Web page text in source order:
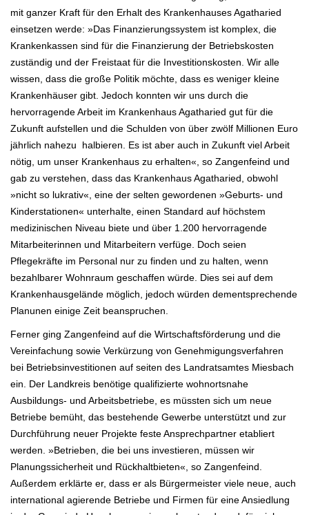
mit ganzer Kraft für den Erhalt des Krankenhauses Agatharied
einsetzen werde: »Das Finanzierungssystem ist komplex, die
Krankenkassen sind für die Finanzierung der Betriebskosten
zuständig und der Freistaat für die Investitionskosten. Wir alle
wissen, dass die große Politik möchte, dass es weniger kleine
Krankenhäuser gibt. Jedoch konnten wir uns durch die
hervorragende Arbeit im Krankenhaus Agatharied gut für die
Zukunft aufstellen und die Schulden von über zwölf Millionen Euro
jährlich nahezu halbieren. Es ist aber auch in Zukunft viel Arbeit
nötig, um unser Krankenhaus zu erhalten«, so Zangenfeind und
gab zu verstehen, dass das Krankenhaus Agatharied, obwohl
»nicht so lukrativ«, eine der selten gewordenen »Geburts- und
Kinderstationen« unterhalte, einen Standard auf höchstem
medizinischen Niveau biete und über 1.200 hervorragende
Mitarbeiterinnen und Mitarbeitern verfüge. Doch seien
Pflegekräfte im Personal nur zu finden und zu halten, wenn
bezahlbarer Wohnraum geschaffen würde. Dies sei auf dem
Krankenhausgelände möglich, jedoch würden dementsprechende
Planunen einige Zeit beanspruchen.
Ferner ging Zangenfeind auf die Wirtschaftsförderung und die
Vereinfachung sowie Verkürzung von Genehmigungsverfahren
bei Betriebsinvestitionen auf seiten des Landratsamtes Miesbach
ein. Der Landkreis benötige qualifizierte wohnortsnahe
Ausbildungs- und Arbeitsbetriebe, es müssten sich um neue
Betriebe bemüht, das bestehende Gewerbe unterstützt und zur
Durchführung neuer Projekte feste Ansprechpartner etabliert
werden. »Betrieben, die bei uns investieren, müssen wir
Planungssicherheit und Rückhaltbieten«, so Zangenfeind.
Außerdem erklärte er, dass er als Bürgermeister viele neue, auch
international agierende Betriebe und Firmen für eine Ansiedlung